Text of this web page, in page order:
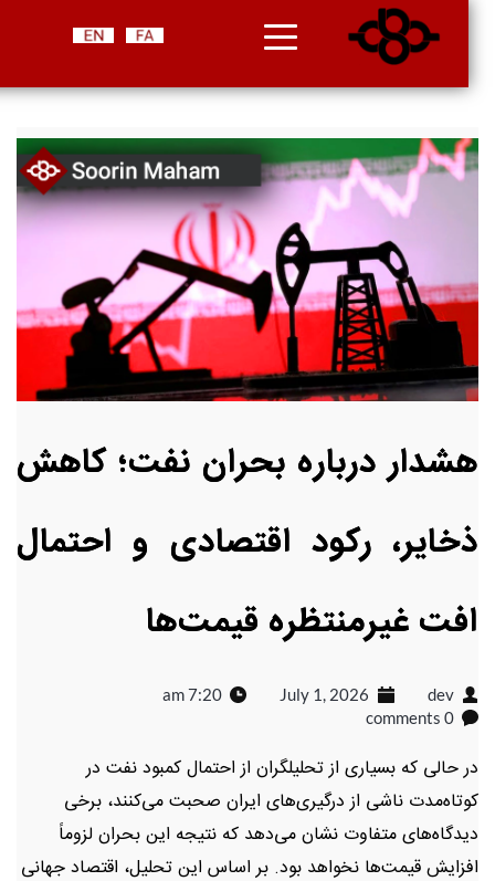
هشدار درباره بحران نفت؛ کاهش
ذخایر، رکود اقتصادی و احتمال
افت غیرمنتظره قیمت‌ها
dev
July 1, 2026
7:20 am
0 comments
در حالی که بسیاری از تحلیلگران از احتمال کمبود نفت در
کوتاه‌مدت ناشی از درگیری‌های ایران صحبت می‌کنند، برخی
دیدگاه‌های متفاوت نشان می‌دهد که نتیجه این بحران لزوماً
افزایش قیمت‌ها نخواهد بود. بر اساس این تحلیل، اقتصاد جهانی